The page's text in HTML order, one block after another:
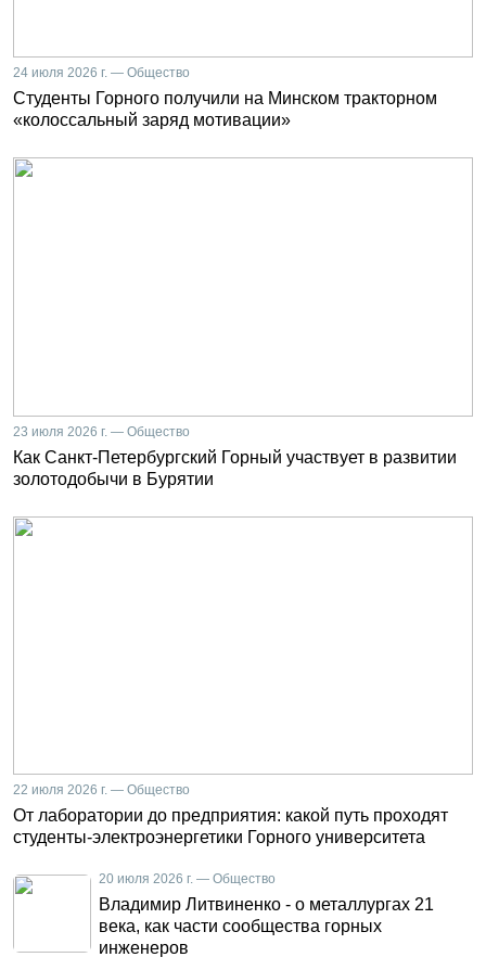
24 июля 2026 г. — Общество
Студенты Горного получили на Минском тракторном
«колоссальный заряд мотивации»
23 июля 2026 г. — Общество
Как Санкт-Петербургский Горный участвует в развитии
золотодобычи в Бурятии
22 июля 2026 г. — Общество
От лаборатории до предприятия: какой путь проходят
студенты-электроэнергетики Горного университета
20 июля 2026 г. — Общество
Владимир Литвиненко - о металлургах 21
века, как части сообщества горных
инженеров